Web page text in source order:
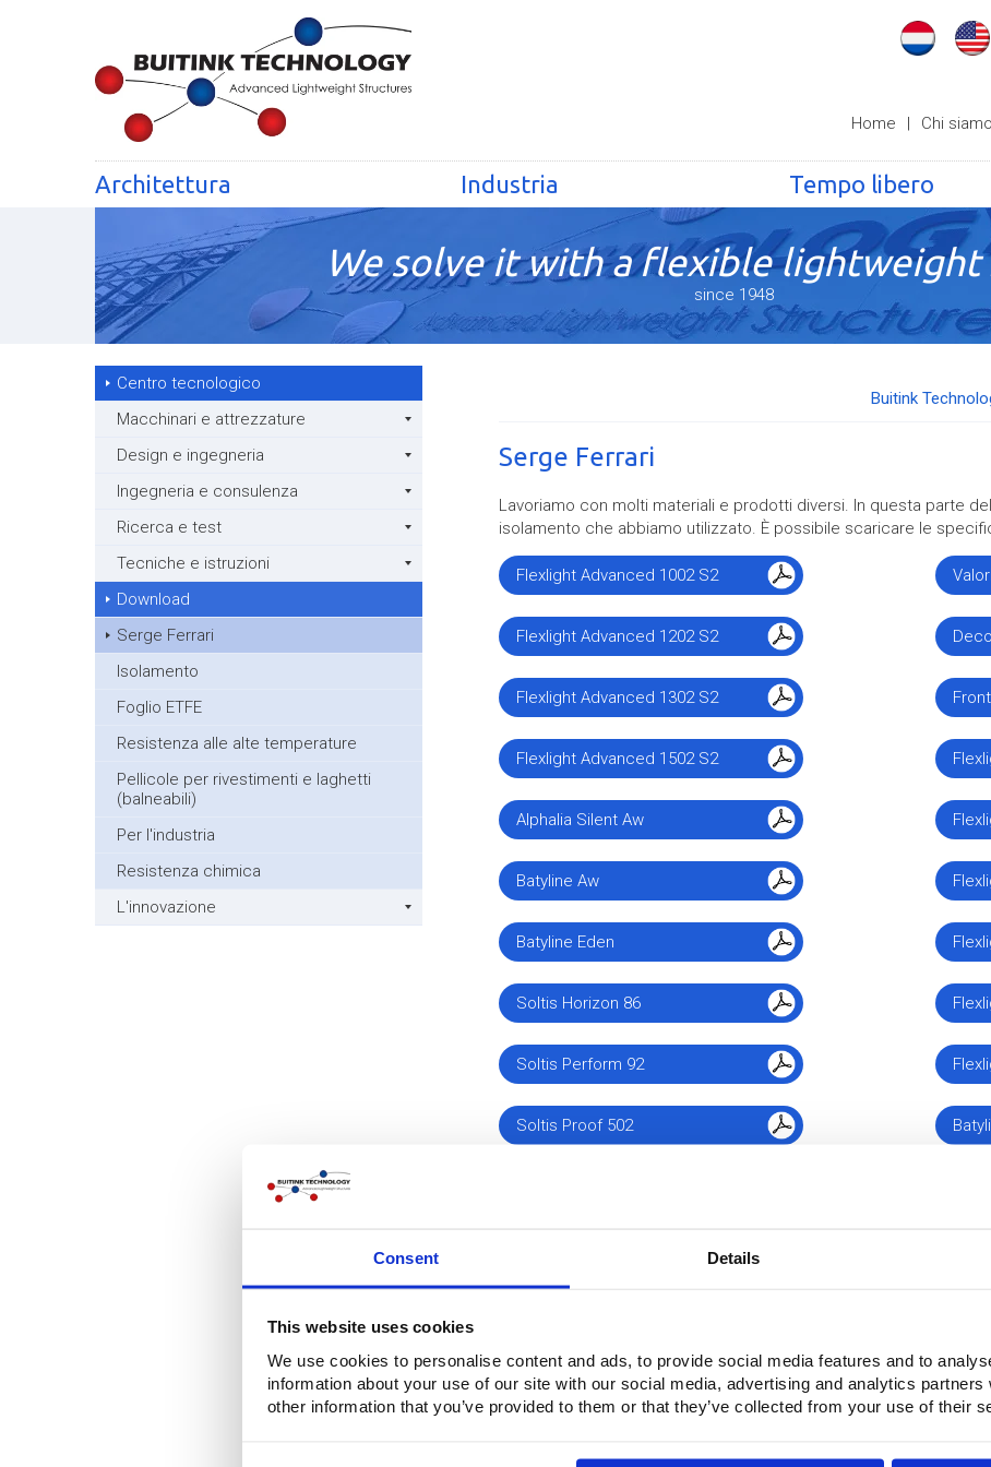
Consent Details
This website uses cookies
We use cookies to personalise content and ads, to provide social media features and to
information about your use of our site with our social media, advertising and analytics
other information that you’ve provided to them or that they’ve collected from your use of their
Home | Chi siamo
Architettura Industria Tempo libero
We solve it with a flexible
since 1948
Centro tecnologico
Macchinari e attrezzature
Design e ingegneria
Ingegneria e consulenza
Ricerca e test
Tecniche e istruzioni
Download
Serge Ferrari
Isolamento
Foglio ETFE
Resistenza alle alte temperature
Pellicole per rivestimenti e laghetti
(balneabili)
Per l'industria
Resistenza chimica
L'innovazione
Buitink
Serge Ferrari
Lavoriamo con molti materiali e prodotti diversi. In questa parte
isolamento che abbiamo utilizzato. È possibile scaricare le
Flexlight Advanced 1002 S2
Flexlight Advanced 1202 S2
Flexlight Advanced 1302 S2
Flexlight Advanced 1502 S2
Alphalia Silent Aw
Batyline Aw
Batyline Eden
Soltis Horizon 86
Soltis Perform 92
Soltis Proof 502
Guida acustica